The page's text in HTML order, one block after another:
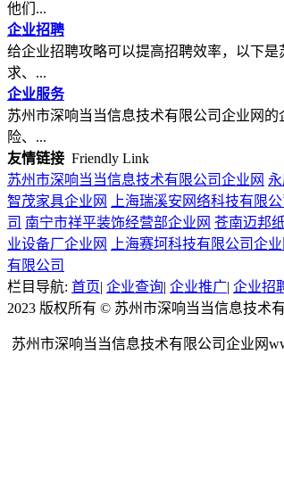
他们...
企业招聘
给企业招聘攻略可以提高招聘效率，以下
求、...
企业服务
苏州市深响当当信息技术有限公司企业网
险、...
友情链接 Friendly Link
苏州市深响当当信息技术有限公司企业网
智茂家具企业网
上海瑞溪安网络科技有限公
司 南宁市祥平装饰经营部企业网 苍南迈邦
业设备厂企业网
上海赛坷科技有限公司企业
有限公司
栏目导航: 首页| 企业查询| 企业推广| 企业招
2023 版权所有 © 苏州市深响当当信息技术
苏州市深响当当信息技术有限公司企业网